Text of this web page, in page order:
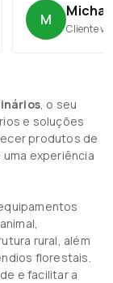
perfeito. Loja
M Cliente
, o seu
e soluções
produtos de
experiência
rural, além
florestais.
e facilitar a